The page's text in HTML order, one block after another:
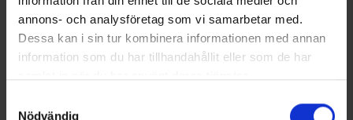
annons- och analysföretag som vi samarbetar med.
Dessa kan i sin tur kombinera informationen med annan
information som du har tillhandahållit eller som de har
Nödvändig